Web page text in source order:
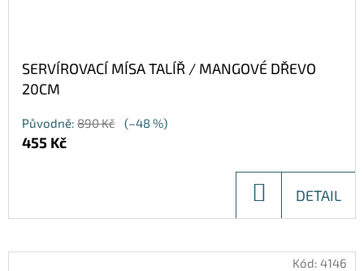
SERVÍROVACÍ MÍSA TALÍŘ / MANGOVÉ DŘEVO
20CM
Původně: 890 Kč (–48 %)
455 Kč
KOŠÍKU
DETAIL
Kód: 4146